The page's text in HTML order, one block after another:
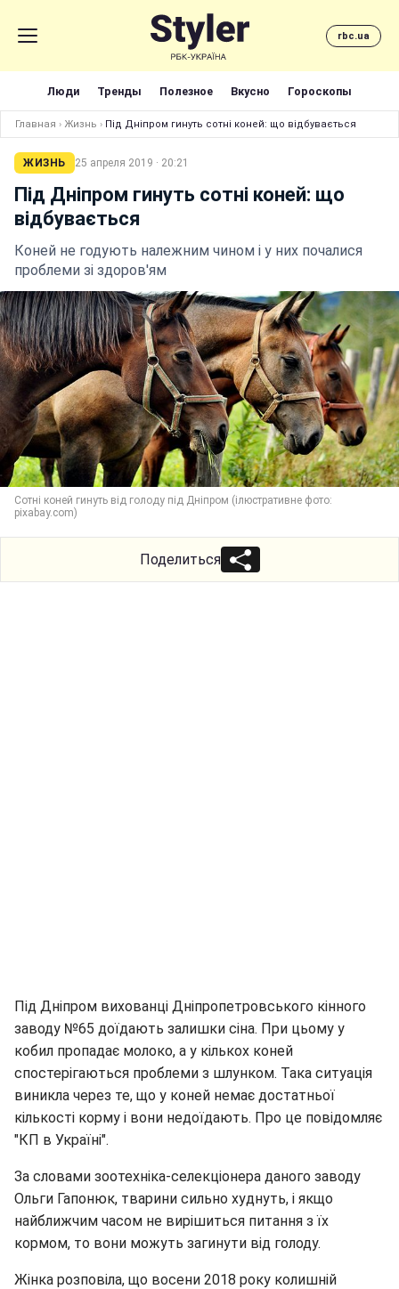
rbc.ua
Люди Тренды Полезное Вкусно Гороскопы
Главная › Жизнь › Під Дніпром гинуть сотні коней: що відбувається
ЖИЗНЬ 25 апреля 2019 · 20:21
Під Дніпром гинуть сотні коней: що
відбувається
Коней не годують належним чином і у них почалися
проблеми зі здоров'ям
Сотні коней гинуть від голоду під Дніпром (ілюстративне фото:
pixabay.com)
Поделиться
Під Дніпром вихованці Дніпропетровського кінного
заводу №65 доїдають залишки сіна. При цьому у
кобил пропадає молоко, а у кількох коней
спостерігаються проблеми з шлунком. Така ситуація
виникла через те, що у коней немає достатньої
кількості корму і вони недоїдають. Про це повідомляє
"КП в Україні".
За словами зоотехніка-селекціонера даного заводу
Ольги Гапонюк, тварини сильно худнуть, і якщо
найближчим часом не вирішиться питання з їх
кормом, то вони можуть загинути від голоду.
Жінка розповіла, що восени 2018 року колишній